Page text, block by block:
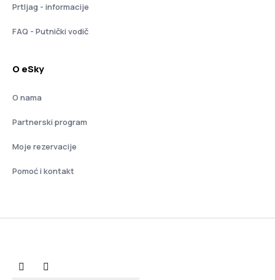
Prtljag - informacije
FAQ - Putnički vodič
O eSky
O nama
Partnerski program
Moje rezervacije
Pomoć i kontakt